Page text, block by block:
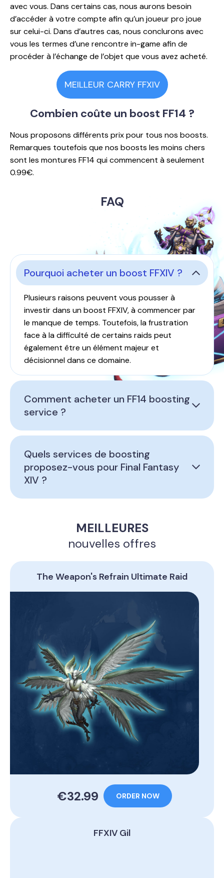
avec vous. Dans certains cas, nous aurons besoin
d’accéder à votre compte afin qu’un joueur pro joue
sur celui-ci. Dans d’autres cas, nous conclurons avec
vous les termes d’une rencontre in-game afin de
procéder à l’échange de l’objet que vous avez acheté.
MEILLEUR CARRY FFXIV
Combien coûte un boost FF14 ?
Nous proposons différents prix pour tous nos boosts.
Remarques toutefois que nos boosts les moins chers
sont les montures FF14 qui commencent à seulement
0.99€.
FAQ
Pourquoi acheter un boost FFXIV ?
Plusieurs raisons peuvent vous pousser à
investir dans un boost FFXIV, à commencer par
le manque de temps. Toutefois, la frustration
face à la difficulté de certains raids peut
également être un élément majeur et
décisionnel dans ce domaine.
Comment acheter un FF14 boosting
service ?
Quels services de boosting
proposez-vous pour Final Fantasy
XIV ?
MEILLEURES
nouvelles offres
The Weapon's Refrain Ultimate Raid
€32.99 ORDER NOW
FFXIV Gil